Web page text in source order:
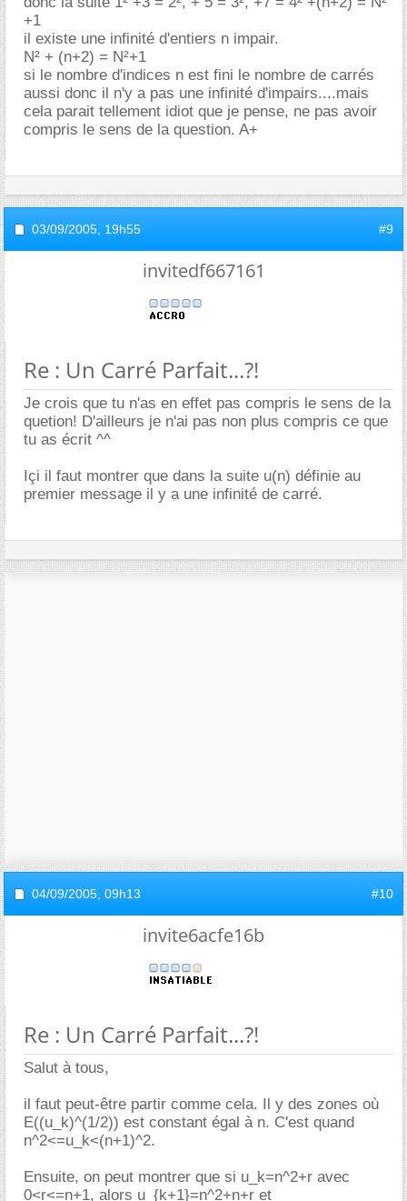
+1
il existe une infinité d'entiers n impair.
N² + (n+2) = N²+1
si le nombre d'indices n est fini le nombre de carrés
aussi donc il n'y a pas une infinité d'impairs....mais
cela parait tellement idiot que je pense, ne pas avoir
compris le sens de la question. A+
03/09/2005, 19h55 #9
invitedf667161
Re : Un Carré Parfait...?!
Je crois que tu n'as en effet pas compris le sens de la
quetion! D'ailleurs je n'ai pas non plus compris ce que
tu as écrit ^^
Içi il faut montrer que dans la suite u(n) définie au
premier message il y a une infinité de carré.
04/09/2005, 09h13 #10
invite6acfe16b
Re : Un Carré Parfait...?!
Salut à tous,
il faut peut-être partir comme cela. Il y des zones où
E((u_k)^(1/2)) est constant égal à n. C'est quand
n^2<=u_k<(n+1)^2.
Ensuite, on peut montrer que si u_k=n^2+r avec
0<r<=n+1, alors u_{k+1}=n^2+n+r et